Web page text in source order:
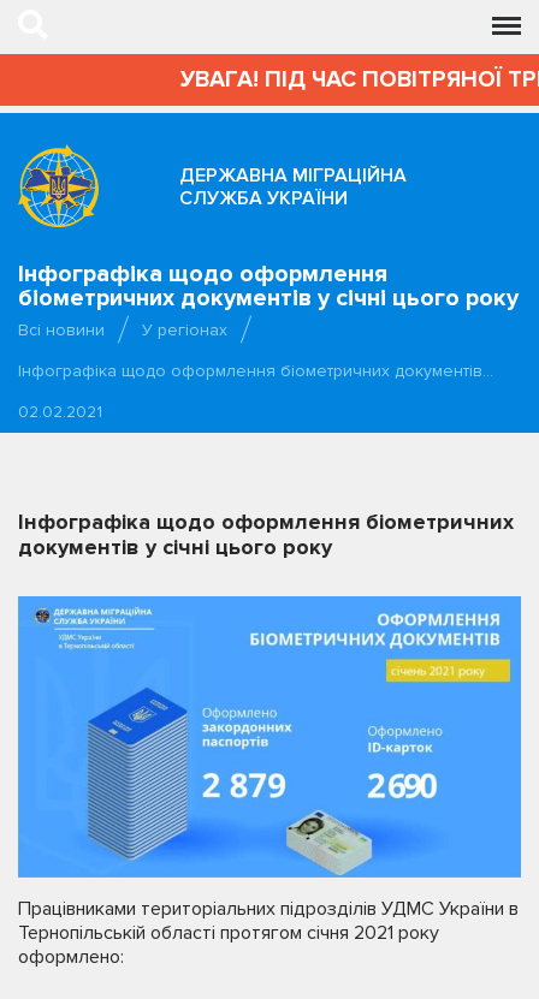
УВАГА! ПІД ЧАС ПОВІТРЯНОЇ
ДЕРЖАВНА МІГРАЦІЙНА
СЛУЖБА УКРАЇНИ
Інфографіка щодо оформлення
біометричних документів у січні цього року
Всі новини
У регіонах
Інфографіка щодо оформлення біометричних документів…
02.02.2021
Інфографіка щодо оформлення біометричних
документів у січні цього року
Працівниками територіальних підрозділів УДМС України в
Тернопільській області протягом січня 2021 року
оформлено: